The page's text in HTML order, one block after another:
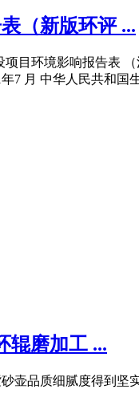
（新版环评 ...
目环境影响报告表
7 月 中华人民共和国
辊磨加工 ...
品质细腻度得到坚